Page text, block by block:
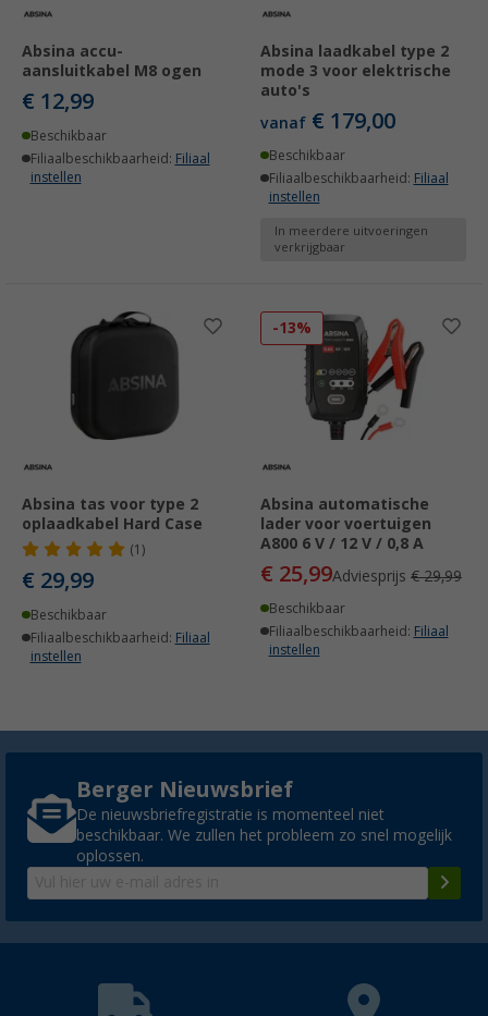
Absina accu-
aansluitkabel M8 ogen
€ 12,99
Beschikbaar
Filiaalbeschikbaarheid: Filiaal
instellen
Absina laadkabel type 2
mode 3 voor elektrische
auto's
vanaf € 179,00
Beschikbaar
Filiaalbeschikbaarheid: Filiaal
instellen
In meerdere uitvoeringen
verkrijgbaar
Absina tas voor type 2
oplaadkabel Hard Case
(1)
€ 29,99
Beschikbaar
Filiaalbeschikbaarheid: Filiaal
instellen
-13%
Absina automatische
lader voor voertuigen
A800 6 V / 12 V / 0,8 A
€ 25,99Adviesprijs € 29,99
Beschikbaar
Filiaalbeschikbaarheid: Filiaal
instellen
Berger Nieuwsbrief
De nieuwsbriefregistratie is momenteel niet
beschikbaar. We zullen het probleem zo snel mogelijk
oplossen.